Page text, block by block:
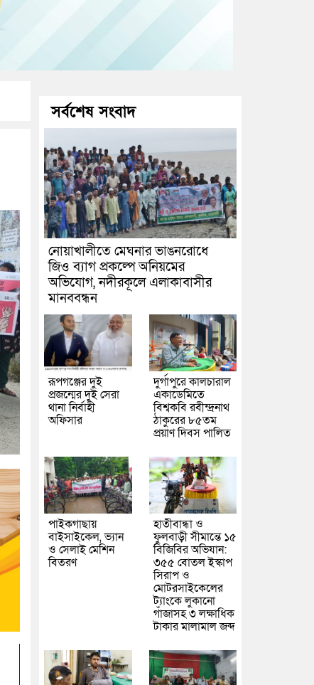
সর্বশেষ সংবাদ
নোয়াখালীতে মেঘনার ভাঙনরোধে
জিও ব্যাগ প্রকল্পে অনিয়মের
অভিযোগ, নদীরকূলে এলাকাবাসীর
মানববন্ধন
রূপগঞ্জের দুই
প্রজন্মের দুই সেরা
থানা নির্বাহী
অফিসার
দুর্গাপুরে কালচারাল
একাডেমিতে
বিশ্বকবি রবীন্দ্রনাথ
ঠাকুরের ৮৫তম
প্রয়াণ দিবস পালিত
পাইকগাছায়
বাইসাইকেল, ভ্যান
ও সেলাই মেশিন
বিতরণ
হাতীবান্ধা ও
ফুলবাড়ী সীমান্তে ১৫
বিজিবির অভিযান:
৩৫৫ বোতল ইস্কাপ
সিরাপ ও
মোটরসাইকেলের
ট্যাংকে লুকানো
গাঁজাসহ ৩ লক্ষাধিক
টাকার মালামাল জব্দ